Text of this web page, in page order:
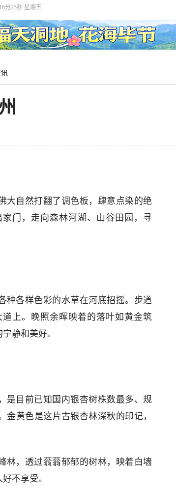
分25秒 星期五
大自然打翻了调色板，肆意点染的绝
门，走向森林河湖、山谷田园，寻
种各样色彩的水草在河底招摇。步道
上。晚照余晖映着的落叶如黄金筑
静和美好。
是目前已知国内银杏树株数最多、规
黄色是这片古银杏林深秋的印记，
林，透过蓊蓊郁郁的树林，映着白墙
不享受。